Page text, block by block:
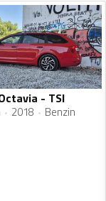
- TSI
2018 Benzin